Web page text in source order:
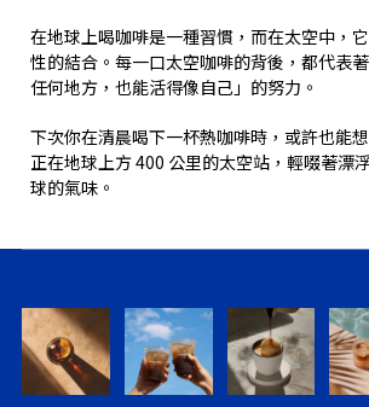
在地球上喝咖啡是一種習慣，而在太空中，
性的結合。每一口太空咖啡的背後，都代表
任何地方，也能活得像自己」的努力。
下次你在清晨喝下一杯熱咖啡時，或許也能
正在地球上方 400 公里的太空站，輕啜著漂
球的氣味。